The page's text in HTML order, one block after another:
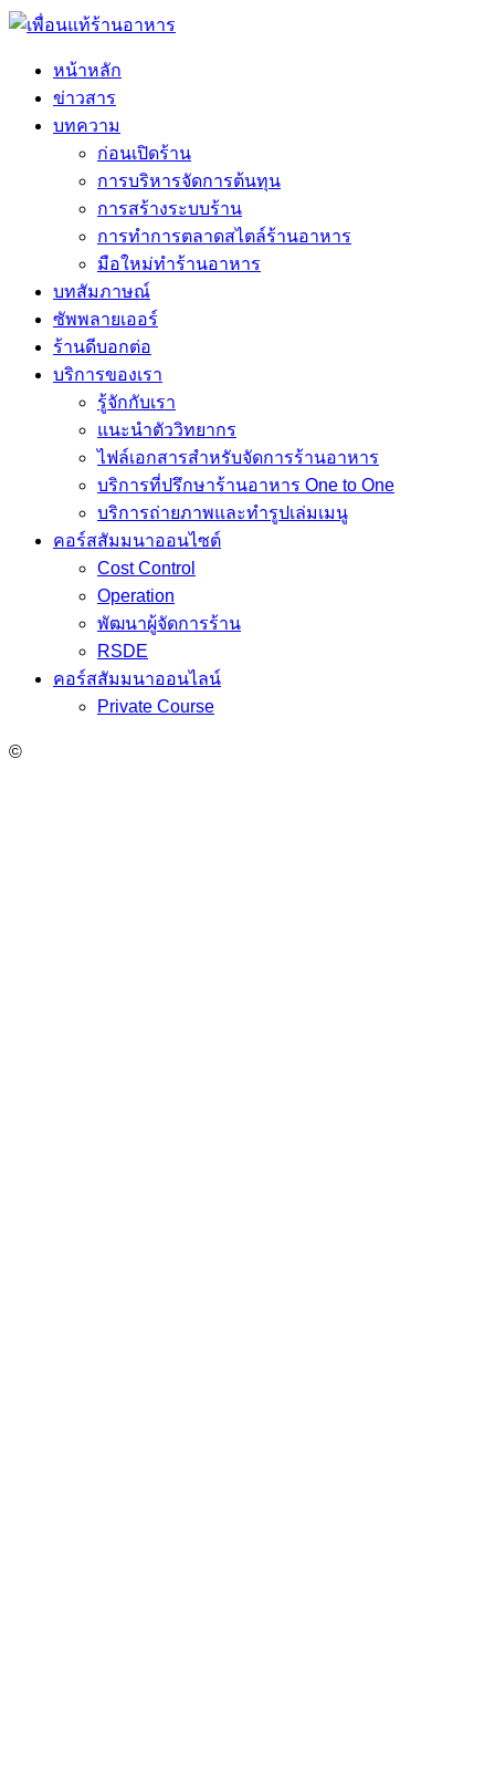
หน้าหลัก
ข่าวสาร
บทความ
ก่อนเปิดร้าน
การบริหารจัดการต้นทุน
การสร้างระบบร้าน
การทำการตลาดสไตล์ร้านอาหาร
มือใหม่ทำร้านอาหาร
บทสัมภาษณ์
ซัพพลายเออร์
ร้านดีบอกต่อ
บริการของเรา
รู้จักกับเรา
แนะนำตัววิทยากร
ไฟล์เอกสารสำหรับจัดการร้านอาหาร
บริการที่ปรึกษาร้านอาหาร One to One
บริการถ่ายภาพและทำรูปเล่มเมนู
คอร์สสัมมนาออนไซต์
Cost Control
Operation
พัฒนาผู้จัดการร้าน
RSDE
คอร์สสัมมนาออนไลน์
Private Course
©